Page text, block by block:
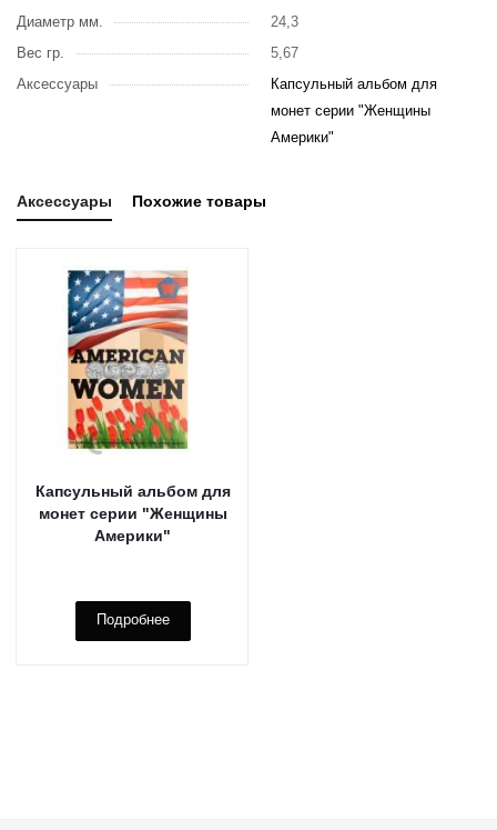
Диаметр мм.
24,3
Вес гр.
5,67
Аксессуары
Капсульный альбом для
монет серии "Женщины
Америки"
Аксессуары Похожие товары
Капсульный альбом для
монет серии "Женщины
Америки"
Подробнее